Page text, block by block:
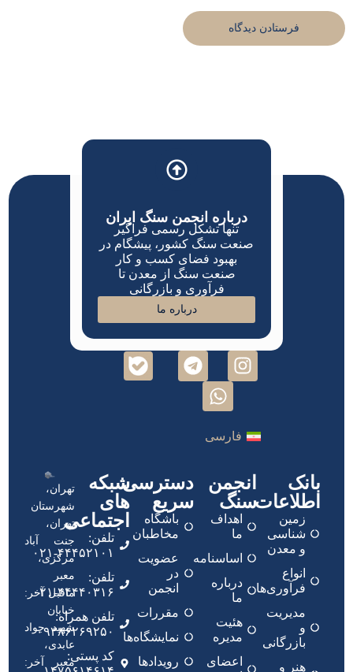
درباره انجمن سنگ ایران
تنها تشکل رسمی فراگیر
صنعت سنگ کشور، پیشگام در
بهبود فضای کسب و کار
صنعت سنگ از معدن تا
فرآوری و بازرگانی
درباره ما
فارسی
بانک
اطلاعات
زمین
شناسی
و معدن
انواع
فرآوری‌ها
مدیریت
و
بازرگانی
هنر و
انجمن
سنگ
اهداف
ما
اساسنامه
درباره
ما
هئیت
مدیره
اعضای
دسترسی
سریع
باشگاه
مخاطبان
عضویت
در
انجمن
مقررات
نمایشگاه‌ها
رویدادها
شبکه
های
اجتماعی
تلفن:
۴۴۴۵۲۱۰۱-۰۲۱
تلفن:
۴۴۴۴۰۳۱۶-۰۲۱
تلفن همراه:
۰۹۳۸۶۲۶۹۲۵۰
کد پستی:
تهران،
شهرستان
تهران،
جنت آباد
مرکزی،
معبر
ماقبل آخر:
خیابان
شهید جواد
عابدی،
معبر آخر: